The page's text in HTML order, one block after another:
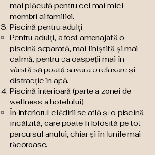
mai plăcută pentru cei mai mici
membri ai familiei.
Piscină pentru adulți​
Pentru adulți, a fost amenajată o
piscină separată, mai liniștită și mai
calmă, pentru ca oaspeții mai în
vârstă să poată savura o relaxare și
distracție în apă.
Piscină interioară (parte a zonei de
wellness a hotelului)​
În interiorul clădirii se află și o piscină
încălzită, care poate fi folosită pe tot
parcursul anului, chiar și în lunile mai
răcoroase.